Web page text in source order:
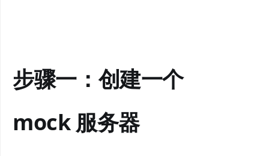
步骤一：创建一个
mock 服务器